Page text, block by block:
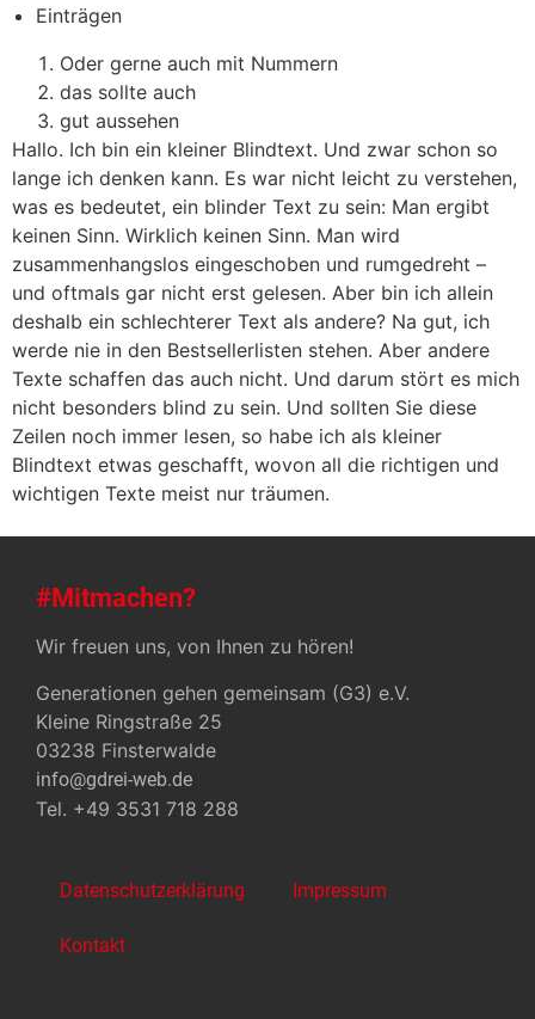
Einträgen
Oder gerne auch mit Nummern
das sollte auch
gut aussehen
Hallo. Ich bin ein kleiner Blindtext. Und zwar schon so
lange ich denken kann. Es war nicht leicht zu verstehen,
was es bedeutet, ein blinder Text zu sein: Man ergibt
keinen Sinn. Wirklich keinen Sinn. Man wird
zusammenhangslos eingeschoben und rumgedreht –
und oftmals gar nicht erst gelesen. Aber bin ich allein
deshalb ein schlechterer Text als andere? Na gut, ich
werde nie in den Bestsellerlisten stehen. Aber andere
Texte schaffen das auch nicht. Und darum stört es mich
nicht besonders blind zu sein. Und sollten Sie diese
Zeilen noch immer lesen, so habe ich als kleiner
Blindtext etwas geschafft, wovon all die richtigen und
wichtigen Texte meist nur träumen.
#Mitmachen?
Wir freuen uns, von Ihnen zu hören!
Generationen gehen gemeinsam (G3) e.V.
Kleine Ringstraße 25
03238 Finsterwalde
info@gdrei-web.de
Tel. +49 3531 718 288
Datenschutzerklärung Impressum
Kontakt